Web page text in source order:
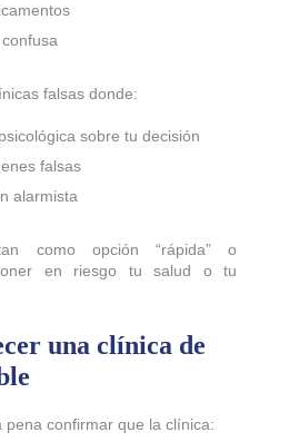
falsas donde:
sobre tu decisión
falsas
alarmista
como opción “rápida” o
en riesgo tu salud o tu
una clínica de
pena confirmar que la clínica: